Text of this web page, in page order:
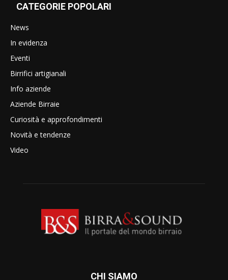
CATEGORIE POPOLARI
News
In evidenza
Eventi
Birrifici artigianali
Info aziende
Aziende Birraie
Curiosità e approfondimenti
Novità e tendenze
Video
CHI SIAMO